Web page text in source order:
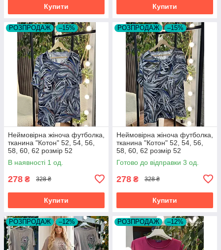
Купити Купити
РОЗПРОДАЖ –15%
Неймовірна жіноча футболка,
тканина "Котон" 52, 54, 56,
58, 60, 62 розмір 52
В наявності 1 од.
278 ₴ 328 ₴
Купити
РОЗПРОДАЖ –15%
Неймовірна жіноча футболка,
тканина "Котон" 52, 54, 56,
58, 60, 62 розмір 52
Готово до відправки 3 од.
278 ₴ 328 ₴
Купити
РОЗПРОДАЖ –12% РОЗПРОДАЖ –12%